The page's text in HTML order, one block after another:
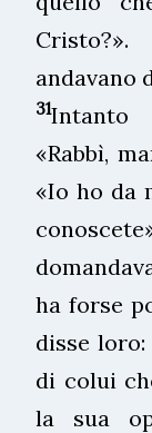
Cristo?».
andavano
31Intanto
«Rabbì,
«Io ho da
ha forse
disse
di colui
la sua